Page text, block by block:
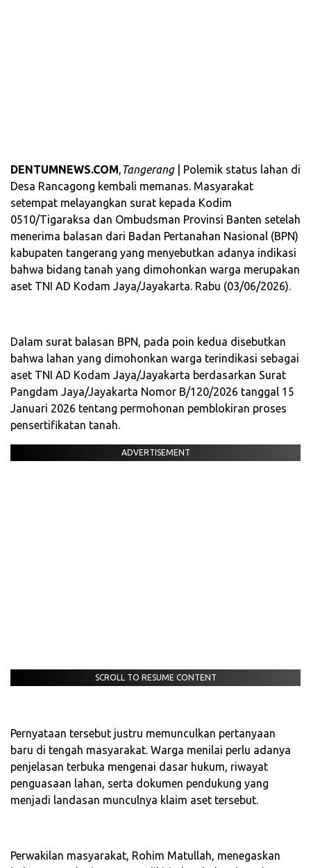
DENTUMNEWS.COM Tangerang| Polemik status lahan di
Desa Rancagong kembali memanas. Masyarakat
setempat melayangkan surat kepada Kodim
0510/Tigaraksa dan Ombudsman Provinsi Banten setelah
menerima balasan dari Badan Pertanahan Nasional (BPN)
kabupaten tangerang yang menyebutkan adanya indikasi
bahwa bidang tanah yang dimohonkan warga merupakan
aset TNI AD Kodam Jaya/Jayakarta. Rabu (03/06/2026).
‎Dalam surat balasan BPN, pada poin kedua disebutkan
bahwa lahan yang dimohonkan warga terindikasi sebagai
aset TNI AD Kodam Jaya/Jayakarta berdasarkan Surat
Pangdam Jaya/Jayakarta Nomor B/120/2026 tanggal 15
Januari 2026 tentang permohonan pemblokiran proses
pensertifikatan tanah.
ADVERTISEMENT
SCROLL TO RESUME CONTENT
‎Pernyataan tersebut justru memunculkan pertanyaan
baru di tengah masyarakat. Warga menilai perlu adanya
penjelasan terbuka mengenai dasar hukum, riwayat
penguasaan lahan, serta dokumen pendukung yang
menjadi landasan munculnya klaim aset tersebut.
‎Perwakilan masyarakat, Rohim Matullah, menegaskan